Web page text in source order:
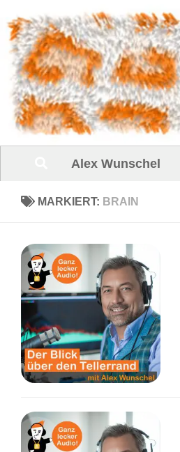
Unter dem Inhalt
Alex Wunschel
MARKIERT: BRAIN